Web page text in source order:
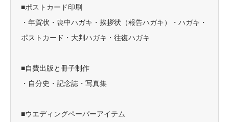
■ポストカード印刷
・年賀状・喪中ハガキ・挨拶状（報告ハガキ）・ハガキ・
ポストカード・大判ハガキ・往復ハガキ
■自費出版と冊子制作
・自分史・記念誌・写真集
■ウエディングペーパーアイテム